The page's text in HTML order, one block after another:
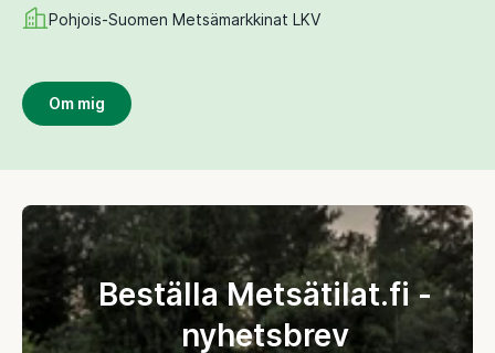
Pohjois-Suomen Metsämarkkinat LKV
Om mig
Beställa Metsätilat.fi -
nyhetsbrev